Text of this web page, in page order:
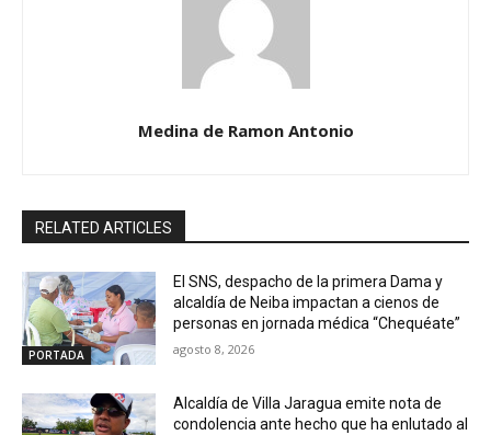
Medina de Ramon Antonio
RELATED ARTICLES
PORTADA
El SNS, despacho de la primera Dama y
alcaldía de Neiba impactan a cienos de
personas en jornada médica “Chequéate”
agosto 8, 2026
Alcaldía de Villa Jaragua emite nota de
condolencia ante hecho que ha enlutado al